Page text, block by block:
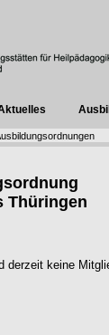
Thüringen
derzeit keine